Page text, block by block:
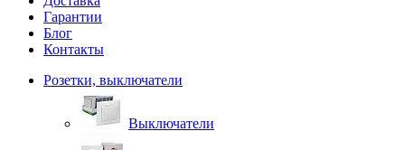
Гарантии
Блог
Контакты
Розетки, выключатели
Выключатели